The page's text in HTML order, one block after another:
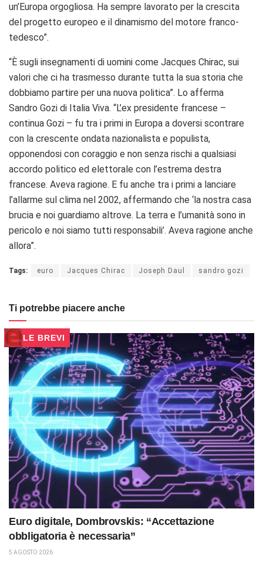
un’Europa orgogliosa. Ha sempre lavorato per la crescita
del progetto europeo e il dinamismo del motore franco-
tedesco”.
“È sugli insegnamenti di uomini come Jacques Chirac, sui
valori che ci ha trasmesso durante tutta la sua storia che
dobbiamo partire per una nuova politica”. Lo afferma
Sandro Gozi di Italia Viva. “L’ex presidente francese –
continua Gozi – fu tra i primi in Europa a doversi scontrare
con la crescente ondata nazionalista e populista,
opponendosi con coraggio e non senza rischi a qualsiasi
accordo politico ed elettorale con l’estrema destra
francese. Aveva ragione. E fu anche tra i primi a lanciare
l’allarme sul clima nel 2002, affermando che ‘la nostra casa
brucia e noi guardiamo altrove. La terra e l’umanità sono in
pericolo e noi siamo tutti responsabili’. Aveva ragione anche
allora”.
Tags: euro Jacques Chirac Joseph Daul sandro gozi
Ti potrebbe piacere anche
LE BREVI
Euro digitale, Dombrovskis: “Accettazione
obbligatoria è necessaria”
5 AGOSTO 2026